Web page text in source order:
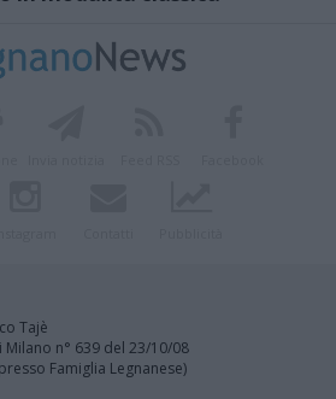
Tajè
n° 639 del 23/10/08
Famiglia Legnanese)